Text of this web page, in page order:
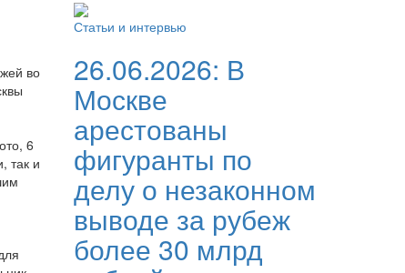
во
6
так и
Статьи и интервью
26.06.2026: В
Москве
арестованы
фигуранты по
делу о незаконном
выводе за рубеж
более 30 млрд